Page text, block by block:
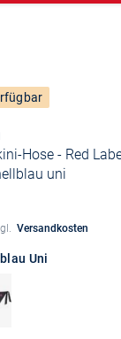
Hose - Red
uni
Versandkosten
Uni